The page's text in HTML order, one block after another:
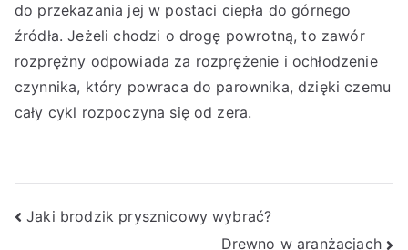
do przekazania jej w postaci ciepła do górnego
źródła. Jeżeli chodzi o drogę powrotną, to zawór
rozprężny odpowiada za rozprężenie i ochłodzenie
czynnika, który powraca do parownika, dzięki czemu
cały cykl rozpoczyna się od zera.
Nawigacja
Jaki brodzik prysznicowy wybrać?
Drewno w aranżacjach